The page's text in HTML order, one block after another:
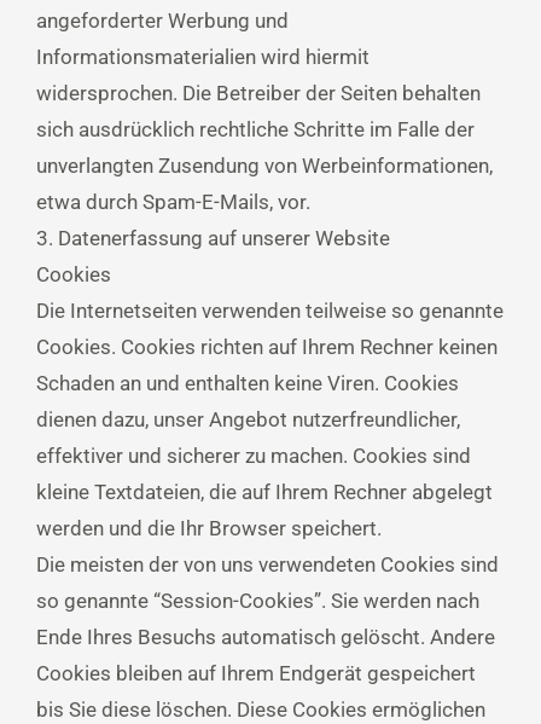
angeforderter Werbung und
Informationsmaterialien wird hiermit
widersprochen. Die Betreiber der Seiten behalten
sich ausdrücklich rechtliche Schritte im Falle der
unverlangten Zusendung von Werbeinformationen,
etwa durch Spam-E-Mails, vor.
3. Datenerfassung auf unserer Website
Cookies
Die Internetseiten verwenden teilweise so genannte
Cookies. Cookies richten auf Ihrem Rechner keinen
Schaden an und enthalten keine Viren. Cookies
dienen dazu, unser Angebot nutzerfreundlicher,
effektiver und sicherer zu machen. Cookies sind
kleine Textdateien, die auf Ihrem Rechner abgelegt
werden und die Ihr Browser speichert.
Die meisten der von uns verwendeten Cookies sind
so genannte “Session-Cookies”. Sie werden nach
Ende Ihres Besuchs automatisch gelöscht. Andere
Cookies bleiben auf Ihrem Endgerät gespeichert
bis Sie diese löschen. Diese Cookies ermöglichen